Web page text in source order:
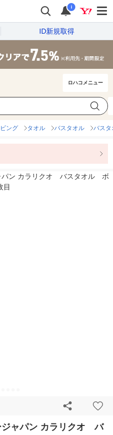
i
ID新規取得
ロハコメニュー
ング タオル バスタオル バスタ
ジャパン カラリクオ バ